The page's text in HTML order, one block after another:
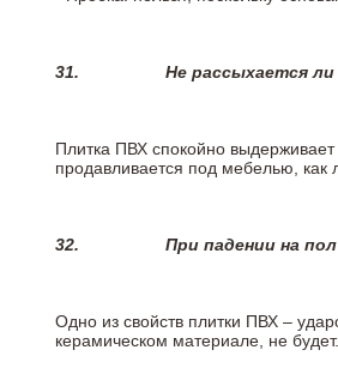
31. Не рассыхается
Плитка ПВХ спокойно
продавливается под мебелью, как
32. При падении на
Одно из свойств плитки ПВХ –
керамическом материале, не будет.